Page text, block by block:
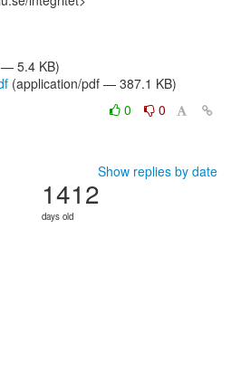
5.4 KB)
(application/pdf — 387.1 KB)
0
0
Show replies by date
1412
days old